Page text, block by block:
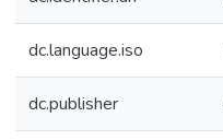
dc.language.iso
dc.publisher